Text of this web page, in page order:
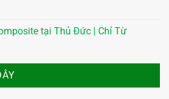
tại Thủ Đức | Chỉ Từ